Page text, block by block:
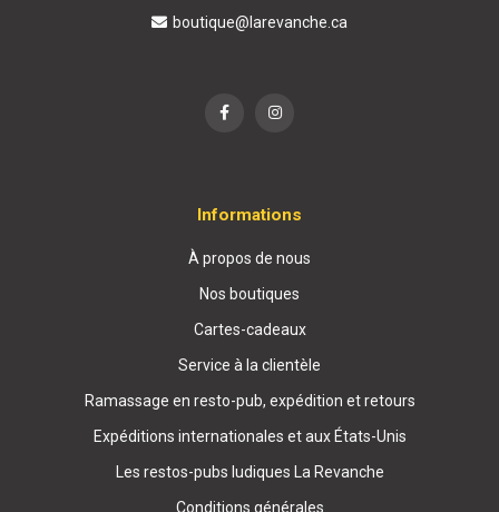
boutique@larevanche.ca
Informations
À propos de nous
Nos boutiques
Cartes-cadeaux
Service à la clientèle
Ramassage en resto-pub, expédition et retours
Expéditions internationales et aux États-Unis
Les restos-pubs ludiques La Revanche
Conditions générales